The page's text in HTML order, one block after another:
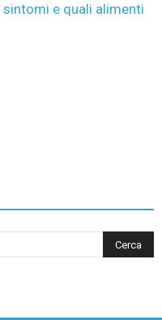
sintomi e quali alimenti